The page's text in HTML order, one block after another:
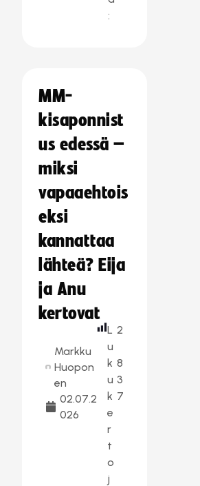
:
MM-
kisaponnist
us edessä –
miksi
vapaaehtois
eksi
kannattaa
lähteä? Eija
ja Anu
kertovat
Markku
Huopon
en
02.07.2
026
L
u
k
u
k
e
r
t
o
j
2
8
3
7